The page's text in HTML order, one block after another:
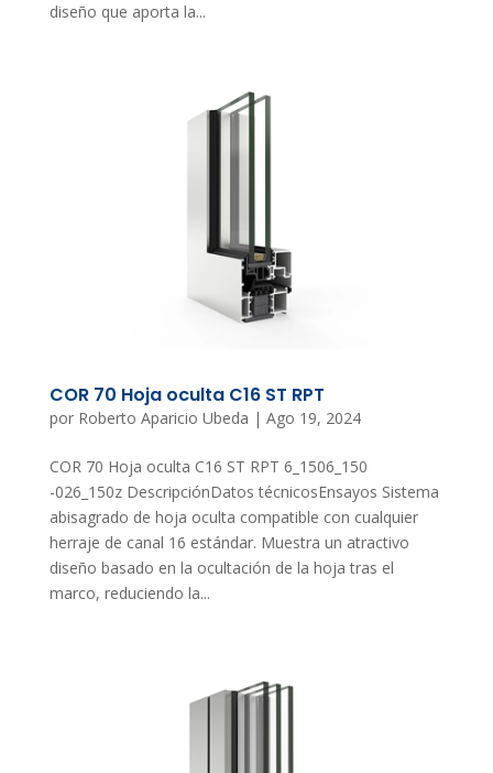
diseño que aporta la...
COR 70 Hoja oculta C16 ST RPT
por Roberto Aparicio Ubeda | Ago 19, 2024
COR 70 Hoja oculta C16 ST RPT 6_1506_150
-026_150z DescripciónDatos técnicosEnsayos Sistema
abisagrado de hoja oculta compatible con cualquier
herraje de canal 16 estándar. Muestra un atractivo
diseño basado en la ocultación de la hoja tras el
marco, reduciendo la...